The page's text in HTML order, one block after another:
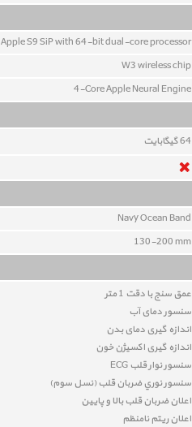
Apple S9 SiP with 64-bit dual-core processor
W3 wireless chip
4-Core Apple Neural Engine
64گيگابايت
Navy Ocean Band
130-200 mm
عمق سنج با دقت 1 متر
سنسور دمای آب
اندازه گیری دمای بدن
اندازه گیری اکسیژن خون
سنسور نوار قلب ECG
سنسور نوري ضربان قلب (نسل سوم)
اعلان ضربان قلب بالا و پایین
اعلان ریتم نامنظم